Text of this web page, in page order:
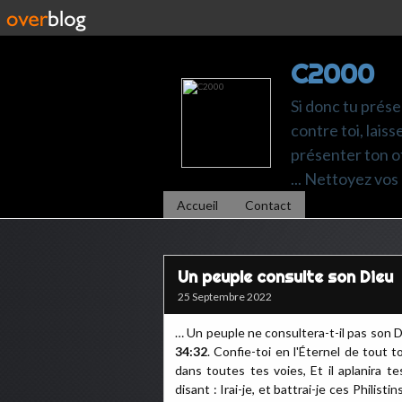
C2000
Si donc tu
contre toi,
présenter ton
... Nettoyez vos
Accueil Contact
Un peuple consulte son Dieu
25 Septembre 2022
… Un peuple ne consultera-t-il pas son
34:32. Confie-toi en l'Éternel de tout
dans toutes tes voies, Et il aplanira
disant : Irai-je, et battrai-je ces